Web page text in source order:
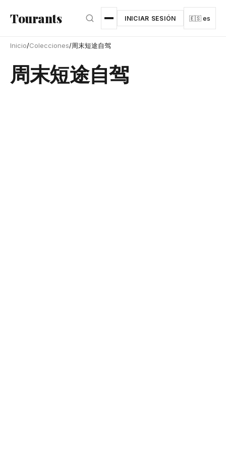
Tourants INICIAR SESIÓN 🇪🇸 es
Inicio/Colecciones/周末短途自驾
周末短途自驾